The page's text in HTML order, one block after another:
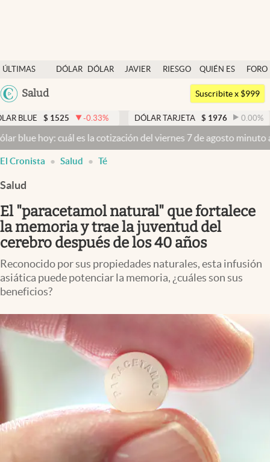
ÚLTIMAS
NOTICIAS
DÓLAR
DÓLAR
JAVIER
RIESGO
QUIÉN ES
QUIÉN
FORO
Argentina
México
Salud
Dólar
Members
Economía y Política
Finanzas y Mercados
Mercados Online
Columnistas
Otras secciones
Infotechnology
Clima
Mediakit
abre en nueva pestaña
Suscribite x $999
1525 -0.33% DÓLAR TARJETA $ 1976 0.00% DÓLAR
cuál es la cotización del viernes 7 de agosto minuto a minuto
El Cronista Salud Té
Salud
El "paracetamol natural" que fortalece
la memoria y trae la juventud del
cerebro después de los 40 años
Reconocido por sus propiedades naturales, esta infusión
asiática puede potenciar la memoria, ¿cuáles son sus
beneficios?